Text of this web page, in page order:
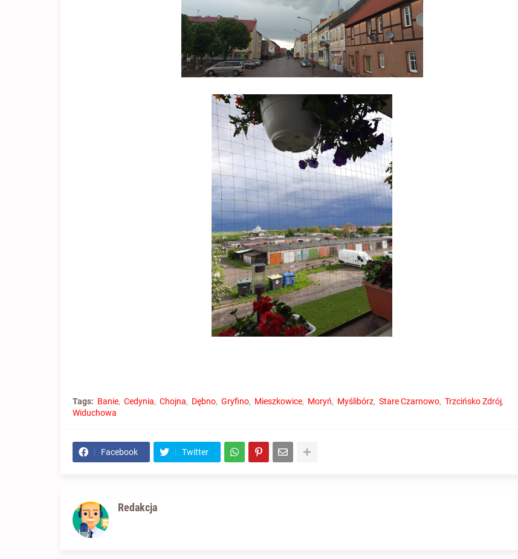
Tags: Banie Cedynia Chojna Dębno Gryfino Mieszkowice Moryń Myślibórz Stare Czarnowo Trzcińsko Zdrój
Widuchowa
Facebook Twitter
Redakcja